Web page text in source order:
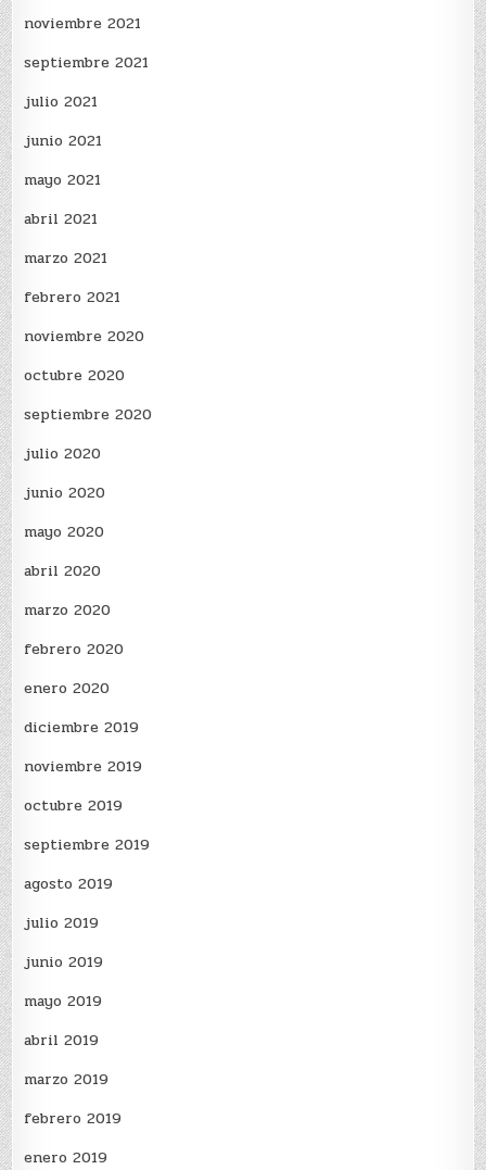
noviembre 2021
septiembre 2021
julio 2021
junio 2021
mayo 2021
abril 2021
marzo 2021
febrero 2021
noviembre 2020
octubre 2020
septiembre 2020
julio 2020
junio 2020
mayo 2020
abril 2020
marzo 2020
febrero 2020
enero 2020
diciembre 2019
noviembre 2019
octubre 2019
septiembre 2019
agosto 2019
julio 2019
junio 2019
mayo 2019
abril 2019
marzo 2019
febrero 2019
enero 2019